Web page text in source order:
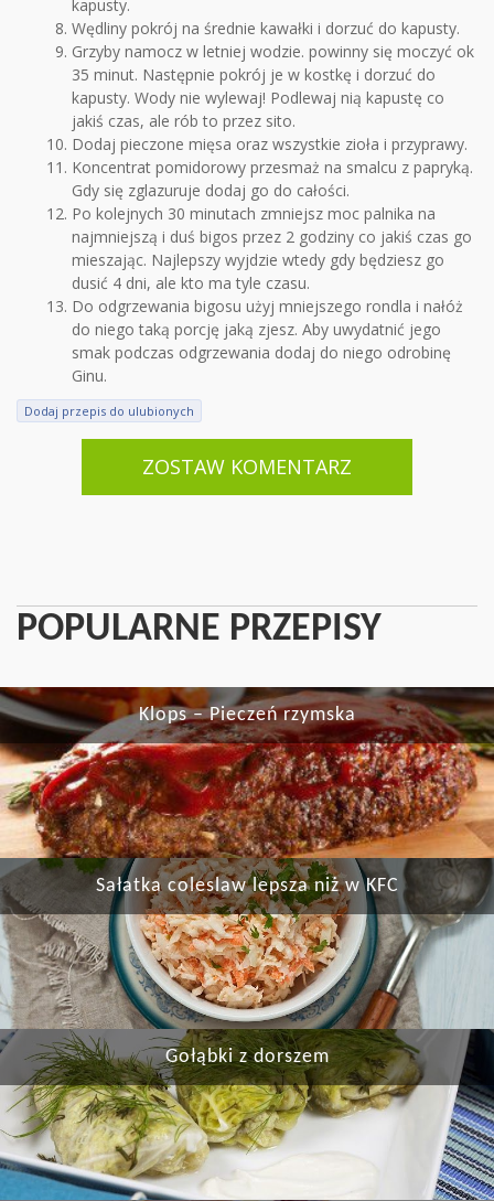
kapusty.
Wędliny pokrój na średnie kawałki i dorzuć do kapusty.
Grzyby namocz w letniej wodzie. powinny się moczyć ok
35 minut. Następnie pokrój je w kostkę i dorzuć do
kapusty. Wody nie wylewaj! Podlewaj nią kapustę co
jakiś czas, ale rób to przez sito.
Dodaj pieczone mięsa oraz wszystkie zioła i przyprawy.
Koncentrat pomidorowy przesmaż na smalcu z papryką.
Gdy się zglazuruje dodaj go do całości.
Po kolejnych 30 minutach zmniejsz moc palnika na
najmniejszą i duś bigos przez 2 godziny co jakiś czas go
mieszając. Najlepszy wyjdzie wtedy gdy będziesz go
dusić 4 dni, ale kto ma tyle czasu.
Do odgrzewania bigosu użyj mniejszego rondla i nałóż
do niego taką porcję jaką zjesz. Aby uwydatnić jego
smak podczas odgrzewania dodaj do niego odrobinę
Ginu.
Dodaj przepis do ulubionych
ZOSTAW KOMENTARZ
POPULARNE PRZEPISY
Klops – Pieczeń rzymska
Sałatka coleslaw lepsza niż w KFC
Gołąbki z dorszem